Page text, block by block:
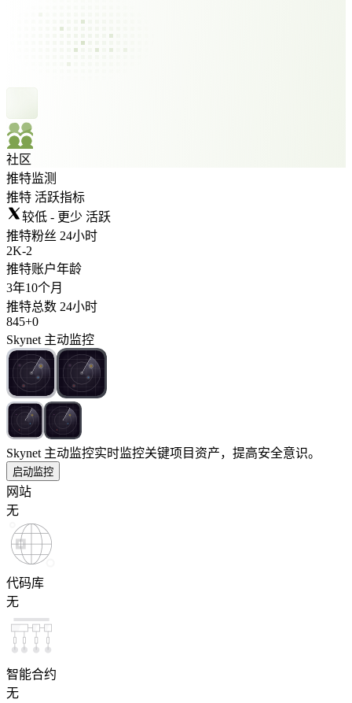
社区
推特监测
推特 活跃指标
较低 - 更少 活跃
推特粉丝 24小时
2K-2
推特账户年龄
3年10个月
推特总数 24小时
845+0
Skynet 主动监控
Skynet 主动监控实时监控关键项目资产，提高安全意识。
启动监控
网站
无
代码库
无
智能合约
无